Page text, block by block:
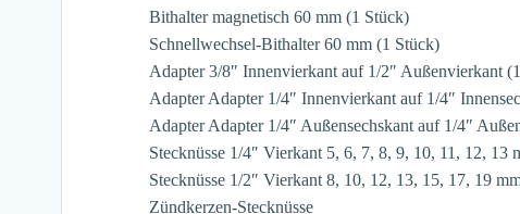
Bithalter magnetisch 60 mm (1 Stück)
Schnellwechsel-Bithalter 60 mm (1 Stück)
Adapter 3/8″ Innenvierkant auf 1/2″ Außenvierkant
Adapter Adapter 1/4″ Innenvierkant auf 1/4″
Adapter Adapter 1/4″ Außensechskant auf 1/4″
Stecknüsse 1/4″ Vierkant 5, 6, 7, 8, 9, 10, 11, 12, 13
Stecknüsse 1/2″ Vierkant 8, 10, 12, 13, 15, 17, 19
Zündkerzen-Stecknüsse